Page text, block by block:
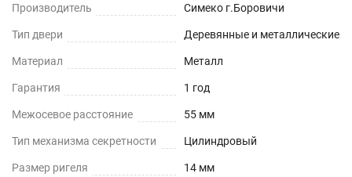
Производитель Симеко г.Боровичи
Тип двери Деревянные и металлические
Материал Металл
Гарантия 1 год
Межосевое расстояние 55 мм
Тип механизма секретности Цилиндровый
Размер ригеля 14 мм